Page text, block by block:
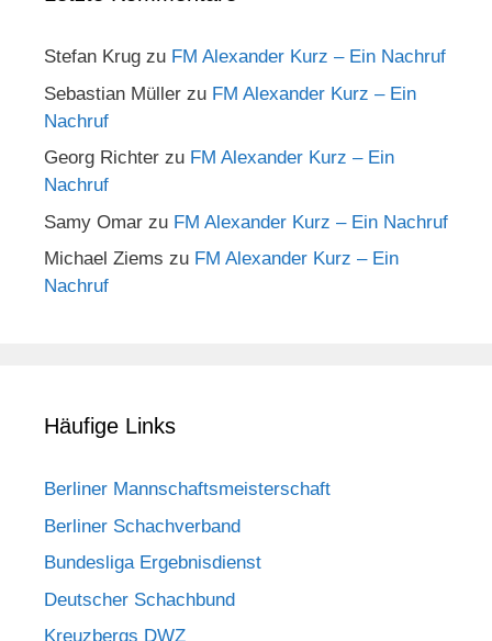
Stefan Krug zu FM Alexander Kurz – Ein Nachruf
Sebastian Müller zu FM Alexander Kurz – Ein
Nachruf
Georg Richter zu FM Alexander Kurz – Ein
Nachruf
Samy Omar zu FM Alexander Kurz – Ein Nachruf
Michael Ziems zu FM Alexander Kurz – Ein
Nachruf
Häufige Links
Berliner Mannschaftsmeisterschaft
Berliner Schachverband
Bundesliga Ergebnisdienst
Deutscher Schachbund
Kreuzbergs DWZ